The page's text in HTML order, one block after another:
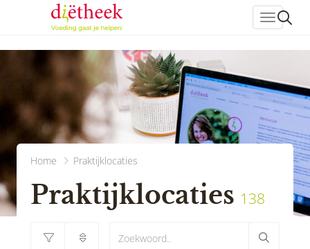
Home Praktijklocaties
Praktijklocaties 138